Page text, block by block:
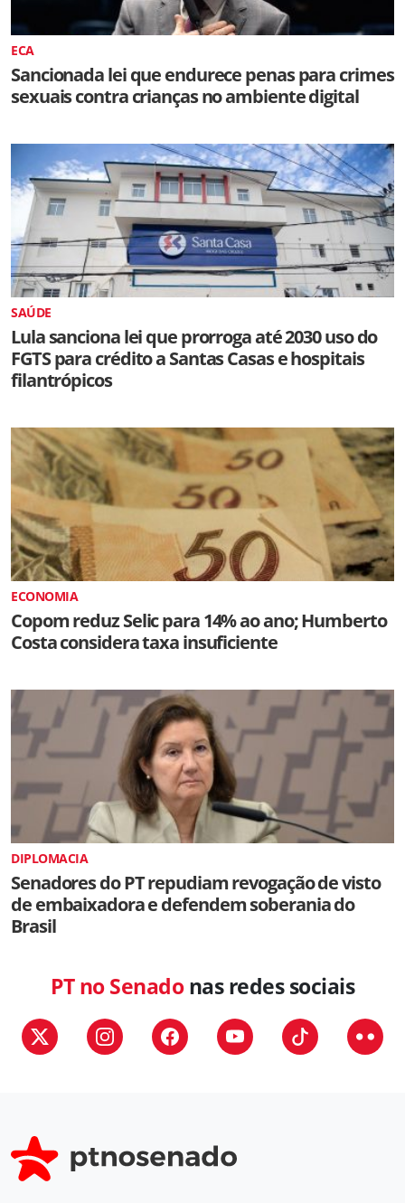
ECA
Sancionada lei que endurece penas para crimes
sexuais contra crianças no ambiente digital
SAÚDE
Lula sanciona lei que prorroga até 2030 uso do
FGTS para crédito a Santas Casas e hospitais
filantrópicos
ECONOMIA
Copom reduz Selic para 14% ao ano; Humberto
Costa considera taxa insuficiente
DIPLOMACIA
Senadores do PT repudiam revogação de visto
de embaixadora e defendem soberania do
Brasil
PT no Senadonas redes sociais